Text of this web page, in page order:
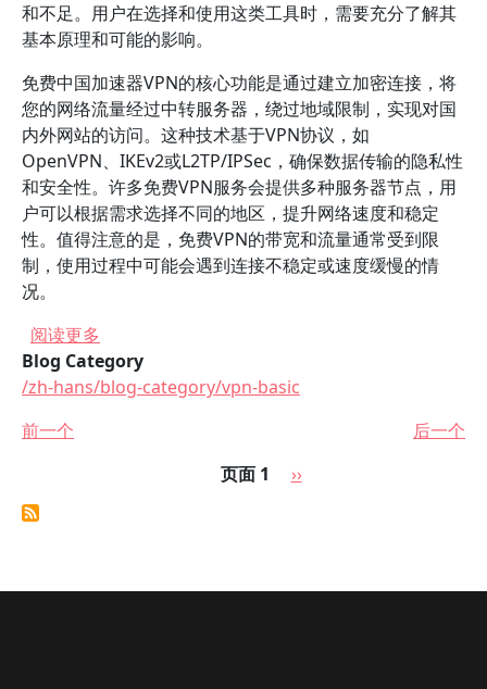
和不足。用户在选择和使用这类工具时，需要充分了解其
基本原理和可能的影响。
免费中国加速器VPN的核心功能是通过建立加密连接，将
您的网络流量经过中转服务器，绕过地域限制，实现对国
内外网站的访问。这种技术基于VPN协议，如
OpenVPN、IKEv2或L2TP/IPSec，确保数据传输的隐私性
和安全性。许多免费VPN服务会提供多种服务器节点，用
户可以根据需求选择不同的地区，提升网络速度和稳定
性。值得注意的是，免费VPN的带宽和流量通常受到限
制，使用过程中可能会遇到连接不稳定或速度缓慢的情
况。
阅读更多
Blog Category
/zh-hans/blog-category/vpn-basic
前一个
后一个
页面 1 下一页
››